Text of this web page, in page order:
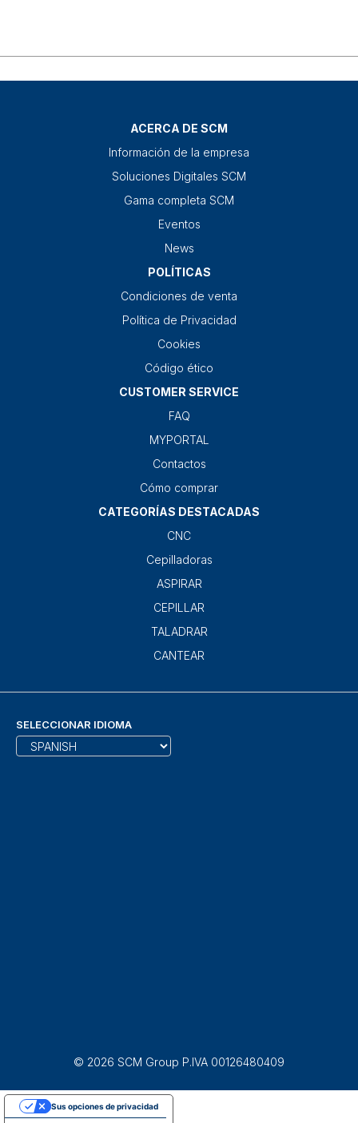
ACERCA DE SCM
Información de la empresa
Soluciones Digitales SCM
Gama completa SCM
Eventos
News
POLÍTICAS
Condiciones de venta
Política de Privacidad
Cookies
Código ético
CUSTOMER SERVICE
FAQ
MYPORTAL
Contactos
Cómo comprar
CATEGORÍAS DESTACADAS
CNC
Cepilladoras
ASPIRAR
CEPILLAR
TALADRAR
CANTEAR
SELECCIONAR IDIOMA
© 2026 SCM Group P.IVA 00126480409
Sus opciones de privacidad